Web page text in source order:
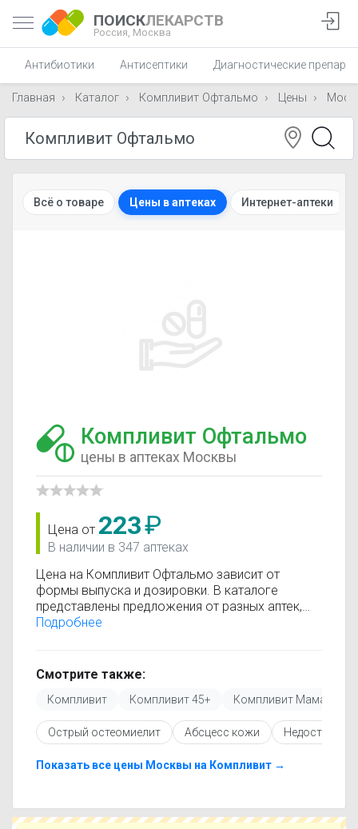
ПОИСКЛЕКАРСТВ
Россия, Москва
Антибиотики Антисептики Диагностические
Главная Каталог Компливит Офтальмо Цены
Всё о товаре Цены в аптеках Интернет-аптеки
Компливит Офтальмо
цены в аптеках Москвы
Цена от 223₽
В наличии в 347 аптеках
Цена на Компливит Офтальмо зависит от
формы выпуска и дозировки. В каталоге
представлены предложения от разных аптек,
что позволяет быстро найти, где купить
обновляется, поэтому вы видите только
актуальные данные.
Перед покупкой рекомендуется ознакомиться с
инструкцией по применению, показаниями и
противопоказаниями. При необходимости вы
Офтальмо с похожим действующим веществом
ближайшей аптеке, укажите свой город и
Подробнее
Смотрите также:
Компливит Компливит 45+ Компливит Мама
Острый остеомиелит Абсцесс кожи
Показать все цены Москвы на Компливит →